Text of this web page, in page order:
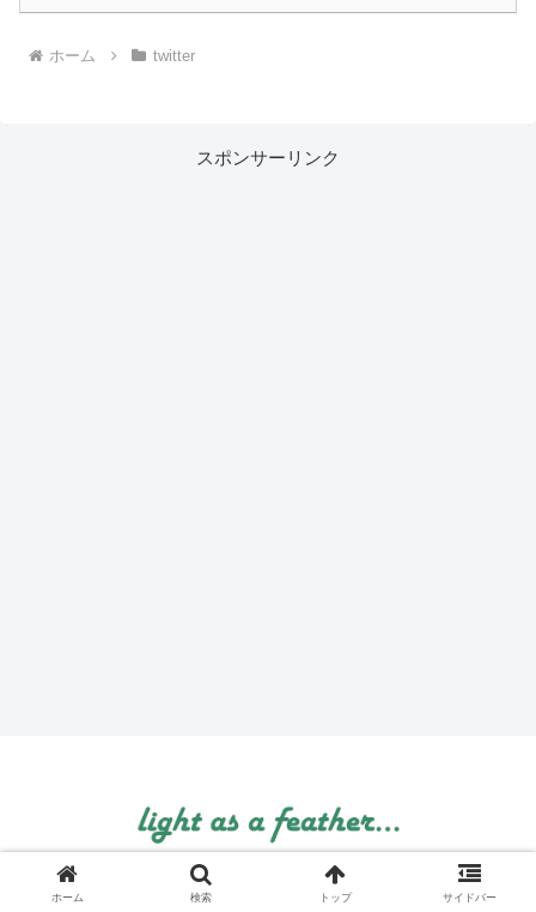
ホーム twitter
スポンサーリンク
© 1999 light as a feather....
ホーム 検索 トップ サイドバー